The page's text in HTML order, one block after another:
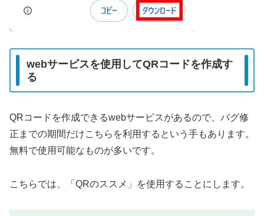
webサービスを使用してQRコードを作成す
る
QRコードを作成できるwebサービスがあるので、バグ修
正までの期間だけこちらを利用するという手もあります。
無料で使用可能なものが多いです。
こちらでは、「QRのススメ」を使用することにします。